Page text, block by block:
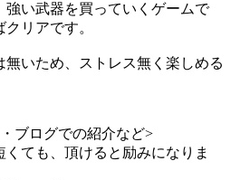
強い武器を買っていくゲームで
リアです。
無いため、ストレス無く楽しめる
ブログでの紹介など>
ても、頂けると励みになりま